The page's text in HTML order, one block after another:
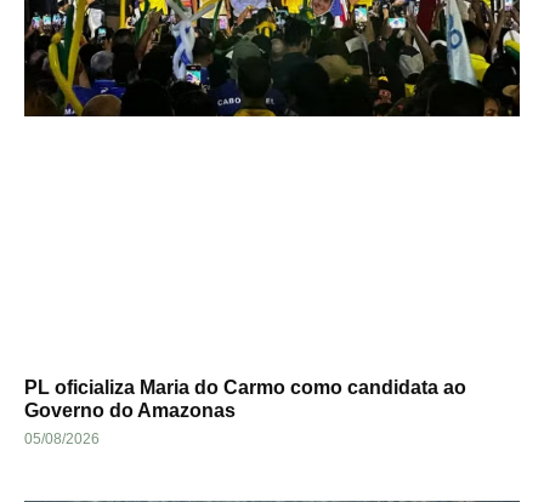
PL oficializa Maria do Carmo como candidata ao
Governo do Amazonas
05/08/2026